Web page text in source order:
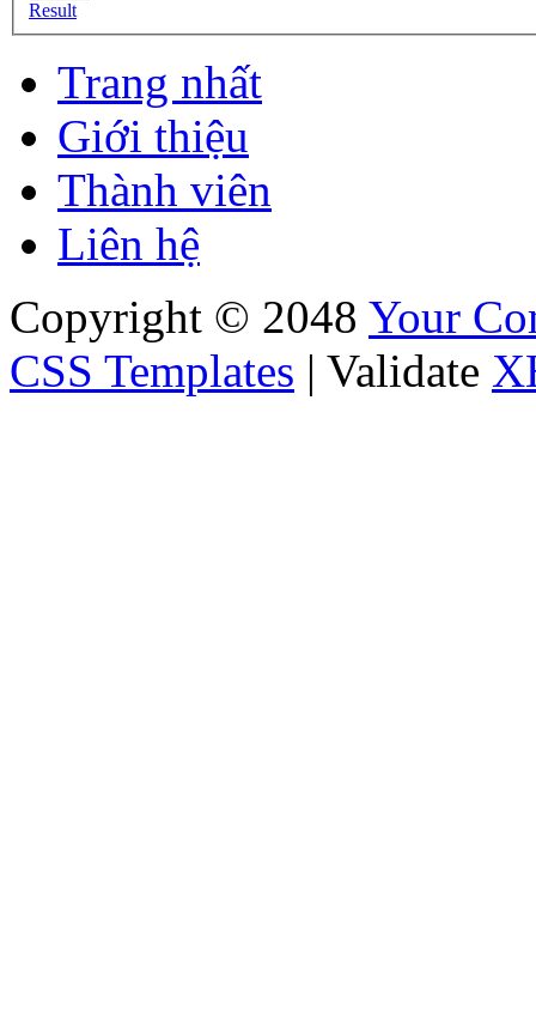
Result
Trang nhất
Giới thiệu
Thành viên
Liên hệ
Copyright © 2048 Your
CSS Templates | Validate